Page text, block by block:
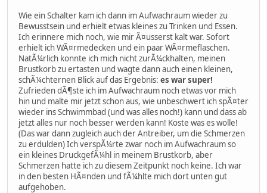
Wie ein Schalter kam ich dann im Aufwachraum wieder zu
Bewusstsein und erhielt etwas kleines zu Trinken und Essen.
Ich erinnere mich noch, wie mir Ã¤usserst kalt war. Sofort
erhielt ich WÃ¤rmedecken und ein paar WÃ¤rmeflaschen.
NatÃ¼rlich konnte ich mich nicht zurÃ¼ckhalten, meinen
Brustkorb zu ertasten und wagte dann auch einen kleinen,
schÃ¼chternen Blick auf das Ergebnis: es war super!
Zufrieden dÃ¶ste ich im Aufwachraum noch etwas vor mich
hin und malte mir jetzt schon aus, wie unbeschwert ich spÃ¤ter
wieder ins Schwimmbad (und was alles noch!) kann und dass ab
jetzt alles nur noch besser werden kann! Koste was es wolle!
(Das war dann zugleich auch der Antreiber, um die Schmerzen
zu erdulden) Ich verspÃ¼rte zwar noch im Aufwachraum so
ein kleines DruckgefÃ¼hl in meinem Brustkorb, aber
Schmerzen hatte ich zu diesem Zeitpunkt noch keine. Ich war
in den besten HÃ¤nden und fÃ¼hlte mich dort unten gut
aufgehoben.